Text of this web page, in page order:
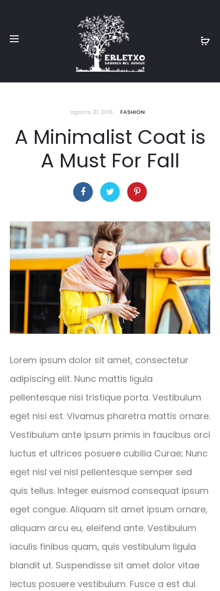
agosto 21, 2016 FASHION
A Minimalist Coat is
A Must For Fall
Lorem ipsum dolor sit amet, consectetur
adipiscing elit. Nunc mattis ligula
pellentesque nisi tristique porta. Vestibulum
eget nisi est. Vivamus pharetra mattis ornare.
Vestibulum ante ipsum primis in faucibus orci
luctus et ultrices posuere cubilia Curae; Nunc
eget nisl vel nisl pellentesque semper sed
quis tellus. Integer euismod consequat ipsum
eget congue. Aliquam sit amet ipsum ornare,
aliquam arcu eu, eleifend ante. Vestibulum
iaculis finibus quam, quis vestibulum ligula
blandit ut. Suspendisse sit amet dolor vitae
lectus posuere vestibulum. Fusce a est dui.